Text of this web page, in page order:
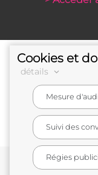
Cookies et
détails
Mesure
Suivi des
Régies